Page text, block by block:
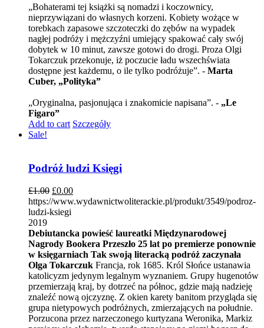
„Bohaterami tej książki są nomadzi i koczownicy,
nieprzywiązani do własnych korzeni. Kobiety wożące w
torebkach zapasowe szczoteczki do zębów na wypadek
nagłej podróży i mężczyźni umiejący spakować cały swój
dobytek w 10 minut, zawsze gotowi do drogi. Proza Olgi
Tokarczuk przekonuje, iż poczucie ładu wszechświata
dostępne jest każdemu, o ile tylko podróżuje”. - Marta
Cuber, „Polityka”
„Oryginalna, pasjonująca i znakomicie napisana”. - „Le
Figaro”
Add to cart Szczegóły
Sale!
Podróż ludzi Księgi
£1.00 £0.00
https://www.wydawnictwoliterackie.pl/produkt/3549/podroz-
ludzi-ksiegi
2019
Debiutancka powieść laureatki Międzynarodowej
Nagrody Bookera Przeszło 25 lat po premierze ponownie
w księgarniach Tak swoją literacką podróż zaczynała
Olga Tokarczuk Francja, rok 1685. Król Słońce ustanawia
katolicyzm jedynym legalnym wyznaniem. Grupy hugenotów
przemierzają kraj, by dotrzeć na północ, gdzie mają nadzieję
znaleźć nową ojczyznę. Z okien karety banitom przygląda się
grupa nietypowych podróżnych, zmierzających na południe.
Porzucona przez narzeczonego kurtyzana Weronika, Markiz